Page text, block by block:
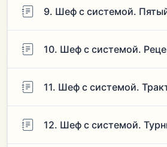
9. Шеф с системой.
10. Шеф с системой.
11. Шеф с системой.
12. Шеф с системой.